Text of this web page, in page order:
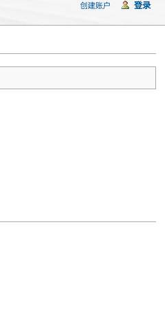
创建账户 登录